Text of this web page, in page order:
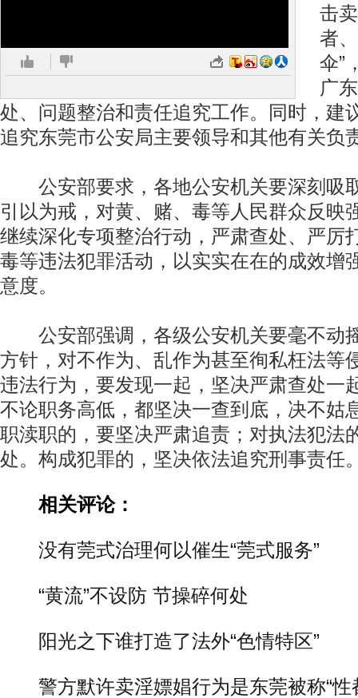
击
者
伞”
广
处、问题整治和责任追究工作。同时，建
追究东莞市公安局主要领导和其他有关负
公安部要求，各地公安机关要深刻吸
引以为戒，对黄、赌、毒等人民群众反映
继续深化专项整治行动，严肃查处、严厉
毒等违法犯罪活动，以实实在在的成效增
意度。
公安部强调，各级公安机关要毫不动
方针，对不作为、乱作为甚至徇私枉法等
违法行为，要发现一起，坚决严肃查处一
不论职务高低，都坚决一查到底，决不姑
职渎职的，要坚决严肃追责；对执法犯法
处。构成犯罪的，坚决依法追究刑事责任
相关评论：
没有莞式治理何以催生“莞式服务”
“黄流”不设防 节操碎何处
阳光之下谁打造了法外“色情特区”
警方默许卖淫嫖娼行为是东莞被称“性